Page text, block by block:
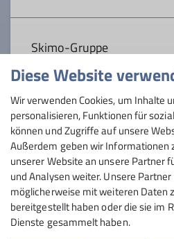
Inhalt:
Abenteuerlustige,
Naturfreunde im Alter von
Details
Mountainbiken,
für 13 - 16 Jährige
Trainer:
Honervogt
Inhalt:
Bergsüchtige von 18 - 27
Mountainbiken oder
Organisation:
Jan Wohlers
Inhalt:
Slacklinen in der DAV-
Details
Skimo-Gruppe
Organisation:
Franz Knarr
Trainer:
Christoph Schnurr, Franz
Die Gipfelgelehrten
Trainer:
Louis Müller
Sektion
Diese Website
Wir verwenden Cookies, um Inhalte
personalisieren, Funktionen für
können und Zugriffe auf unsere
Außerdem geben wir Informationen
unserer Website an unsere Partner
und Analysen weiter. Unsere
möglicherweise mit weiteren Daten
bereitgestellt haben oder die sie im
Dienste gesammelt haben.